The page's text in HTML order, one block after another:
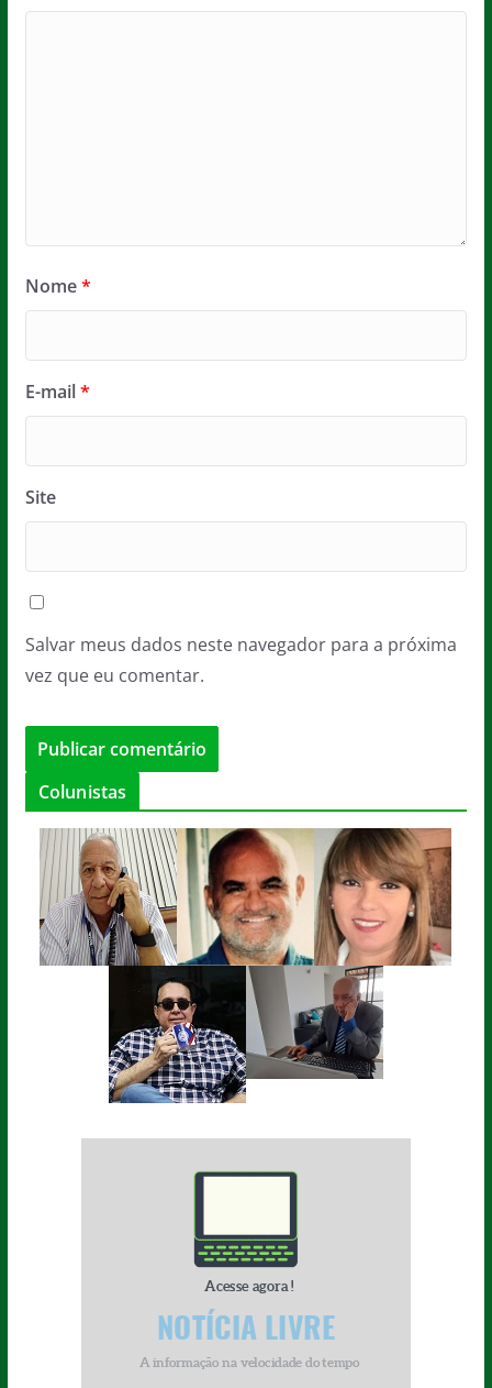
Nome*
E-mail*
Site
Salvar meus dados neste navegador para a próxima
vez que eu comentar.
Colunistas